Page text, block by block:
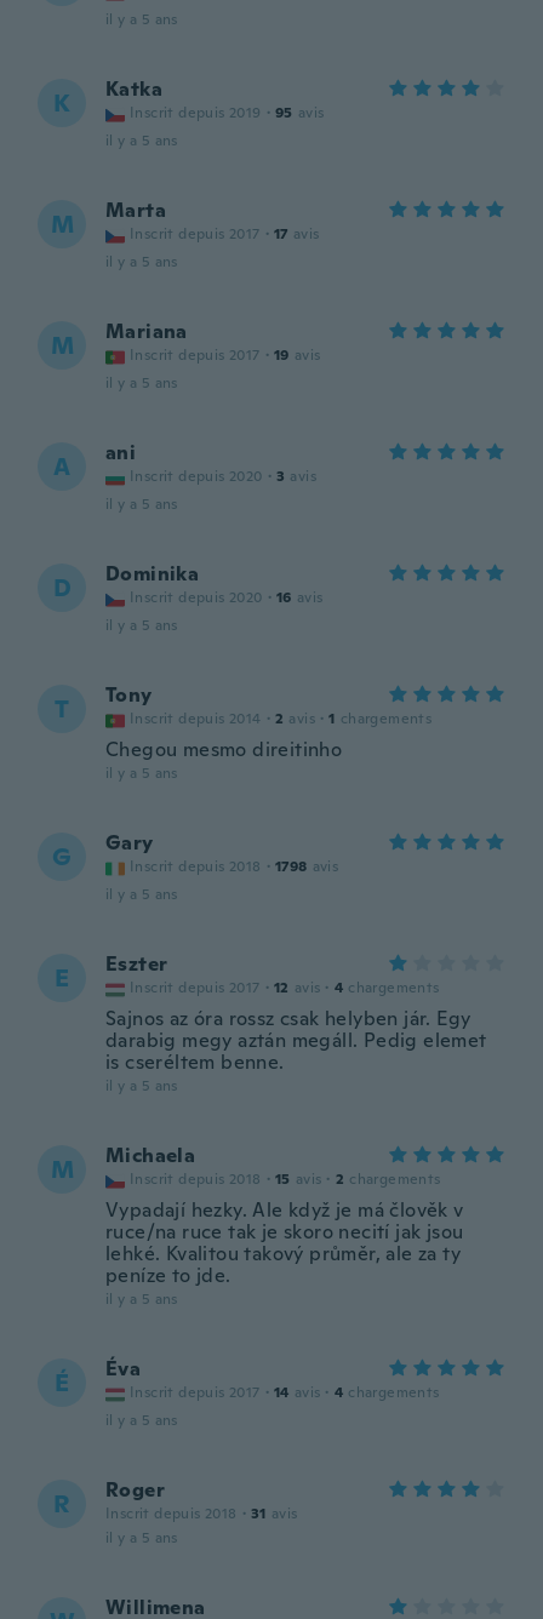
il y a 5 ans
K Katka
Inscrit depuis 2019 · 95 avis
il y a 5 ans
M Marta
Inscrit depuis 2017 · 17 avis
il y a 5 ans
M Mariana
Inscrit depuis 2017 · 19 avis
il y a 5 ans
A ani
Inscrit depuis 2020 · 3 avis
il y a 5 ans
D Dominika
Inscrit depuis 2020 · 16 avis
il y a 5 ans
T Tony
Inscrit depuis 2014 · 2 avis · 1 chargements
Chegou mesmo direitinho
il y a 5 ans
G Gary
Inscrit depuis 2018 · 1798 avis
il y a 5 ans
E Eszter
Inscrit depuis 2017 · 12 avis · 4 chargements
Sajnos az óra rossz csak helyben jár. Egy
darabig megy aztán megáll. Pedig elemet
is cseréltem benne.
il y a 5 ans
M Michaela
Inscrit depuis 2018 · 15 avis · 2 chargements
Vypadají hezky. Ale když je má člověk v
ruce/na ruce tak je skoro necití jak jsou
lehké. Kvalitou takový průměr, ale za ty
peníze to jde.
il y a 5 ans
É Éva
Inscrit depuis 2017 · 14 avis · 4 chargements
il y a 5 ans
R Roger
Inscrit depuis 2018 · 31 avis
il y a 5 ans
Willimena